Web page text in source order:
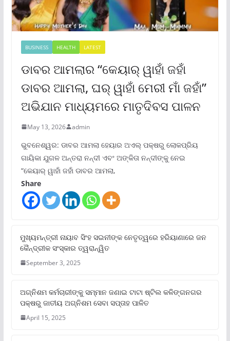
BUSINESS HEALTH LATEST
ଡାବର ଆମଲାର “କେୟାର୍ ୱାହାଁ ଜହାଁ
ଡାବର ଆମଲା, ଘର୍ ୱାହାଁ ମେରୀ ମାଁ ଜହାଁ”
ଅଭିଯାନ ମାଧ୍ୟମରେ ମାତୃଦିବସ ପାଳନ
May 13, 2026 admin
ଭୁବନେଶ୍ୱର: ଡାବର ଆମଲା ହେୟାର ଅଏଲ୍ ପକ୍ଷରୁ ଲୋକପ୍ରିୟ
ଗାୟିକା ଯୁଗଳ ଅନ୍ତରା ନନ୍ଦୀ ଏବଂ ଅଙ୍କିତା ନନ୍ଦୀଙ୍କୁ ନେଇ
“କେୟାର୍ ୱାହାଁ ଜହାଁ ଡାବର ଆମଲା,
Share
ମୁଖ୍ୟମନ୍ତ୍ରୀ ନାୟାବ ସିଂହ ସଇନୀଙ୍କ ନେତୃତ୍ୱରେ ହରିୟାଣାରେ ଜନ
କୈନ୍ଦ୍ରୀକ ସଂସ୍କାର ତ୍ୱରାନ୍ୱିତ
September 3, 2025
ଅଗ୍ନିଶମ କର୍ମଚାରୀଙ୍କୁ ସମ୍ମାନ ଜଣାଇ ଟାଟା ଷ୍ଟିଲ କଳିଙ୍ଗନଗର
ପକ୍ଷରୁ ଜାତୀୟ ଅଗ୍ନିଶମ ସେବା ସପ୍ତାହ ପାଳିତ
April 15, 2025